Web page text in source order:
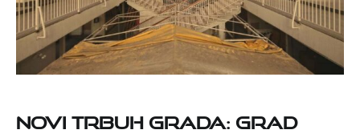
NOVI TRBUH GRADA: GRAD